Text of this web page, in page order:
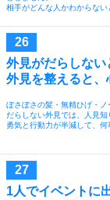
相手がどんな人かわからない
外見がだらしない
外見を整えると、
ぼさぼさの髪・無精ひげ・ノ
だらしない外見では、人見知
勇気と行動力が半減して、何
1人でイベントに